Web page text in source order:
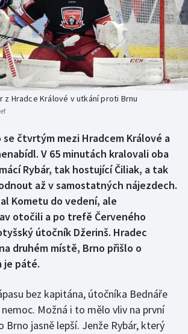
z Hradce Králové v utkání proti Brnu
se čtvrtým mezi Hradcem Králové a
V 65 minutách kralovali oba
Rybár, tak hostující Čiliak, a tak
až v samostatných nájezdech.
Kometu do vedení, ale
otočili a po trefě Červeného
útočník Džerinš. Hradec
druhém místě, Brno přišlo o
je páté.
bez kapitána, útočníka Bednáře
Možná i to mělo vliv na první
Brno jasně lepší. Jenže Rybár, který